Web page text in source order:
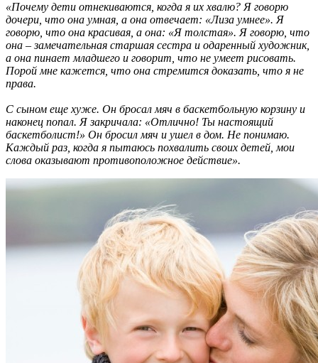
«Почему дети отнекиваются, когда я их хвалю? Я говорю
дочери, что она умная, а она отвечает: «Лиза умнее». Я
говорю, что она красивая, а она: «Я толстая». Я говорю, что
она – замечательная старшая сестра и одаренный художник,
а она пинает младшего и говорит, что не умеет рисовать.
Порой мне кажется, что она стремится доказать, что я не
права.
С сыном еще хуже. Он бросал мяч в баскетбольную корзину и
наконец попал. Я закричала: «Отлично! Ты настоящий
баскетболист!» Он бросил мяч и ушел в дом. Не понимаю.
Каждый раз, когда я пытаюсь похвалить своих детей, мои
слова оказывают противоположное действие».